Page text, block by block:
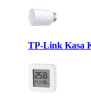
TP-Link Kasa